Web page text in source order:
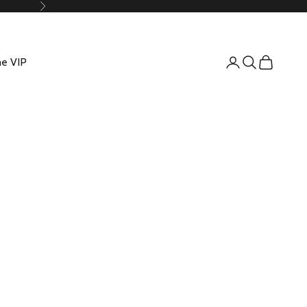
Suivant
VIP Connexion
Recherche
Panier